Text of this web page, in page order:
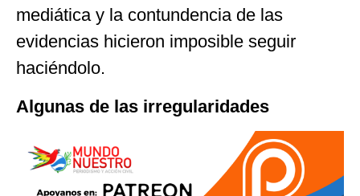
mediática y la contundencia de las
evidencias hicieron imposible seguir
haciéndolo.
Algunas de las irregularidades